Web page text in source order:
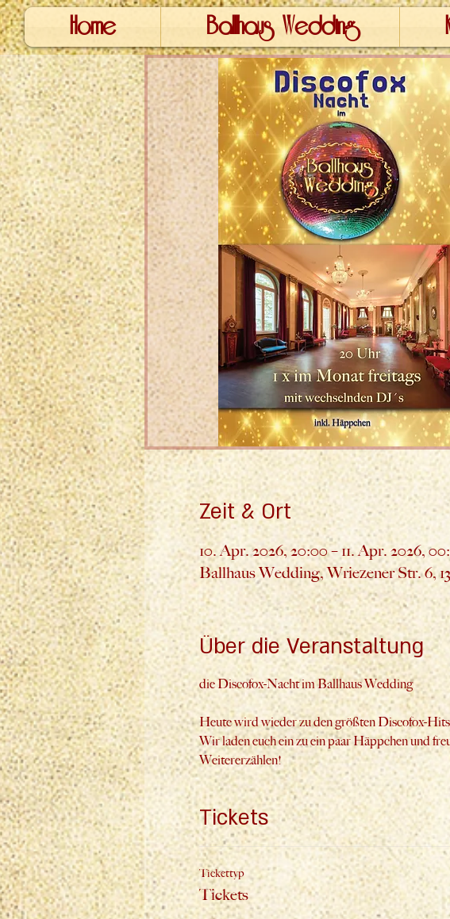
Home Ballhaus Wedding
Zeit & Ort
10. Apr. 2026, 20:00 – 11. Apr. 2026,
Ballhaus Wedding, Wriezener Str. 6,
Über die Veranstaltung
die Discofox-Nacht im Ballhaus Wedding
Heute wird wieder zu den größten Discofox-
Wir laden euch ein zu ein paar Häppchen und
Weitererzählen!
Tickets
Tickettyp
Tickets